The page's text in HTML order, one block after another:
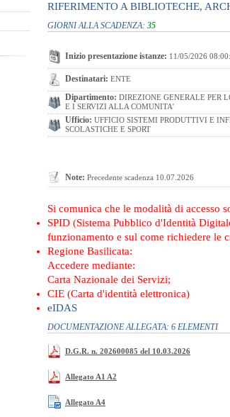
RIFERIMENTO A BIBLIOTECHE,
GIORNI ALLA SCADENZA: 35
Inizio presentazione istanze: 11/05/2026
Destinatari: ENTE
Dipartimento: DIREZIONE GENERALE PER
E I SERVIZI ALLA COMUNITA'
Ufficio: UFFICIO SISTEMI PRODUTTIVI E
SCOLASTICHE E SPORT
Note: Precedente scadenza 10.07.2026
Si comunica che le modalità di accesso
SPID (Sistema Pubblico d'Identità
funzionamento e sul come richiedere le
Regione Basilicata:
Accedere mediante:
Carta Nazionale dei Servizi;
CIE (Carta d'identità elettronica)
eIDAS
DOCUMENTAZIONE ALLEGATA: 6 ELEMENTI
D.G.R. n. 202600085 del 10.03.2026
Allegato A1 A2
Allegato A4